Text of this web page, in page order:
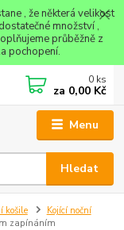
, že některá velikost
množství ,
průběžně z
pochopení.
Menu
Hledat
0 ks
za 0,00 Kč
košile
Kojící noční
zapínáním